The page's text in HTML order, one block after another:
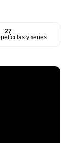
27
y series